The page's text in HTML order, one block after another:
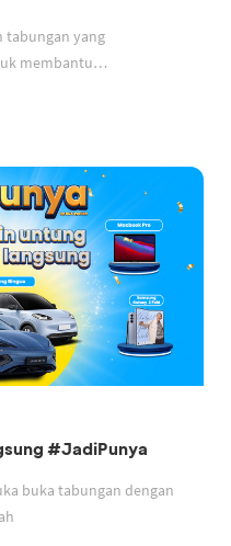
tabungan yang
membantu
#JadiPunya
buka tabungan dengan